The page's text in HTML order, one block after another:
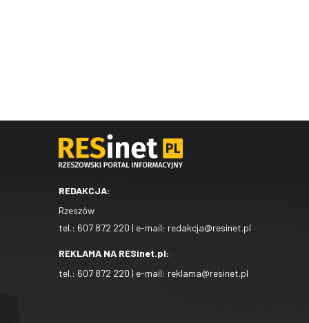
REDAKCJA:
Rzeszów
tel.: 607 872 220 | e-mail: redakcja@resinet.pl
REKLAMA NA RESinet.pl:
tel.: 607 872 220 | e-mail: reklama@resinet.pl